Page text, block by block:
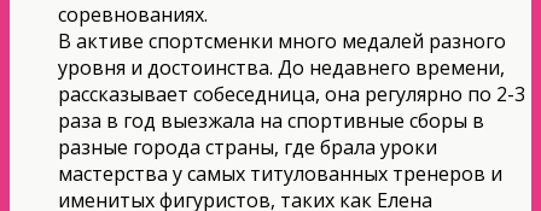
соревнованиях.
В активе спортсменки много медалей разного
уровня и достоинства. До недавнего времени,
рассказывает собеседница, она регулярно по 2-3
раза в год выезжала на спортивные сборы в
разные города страны, где брала уроки
мастерства у самых титулованных тренеров и
именитых фигуристов, таких как Елена